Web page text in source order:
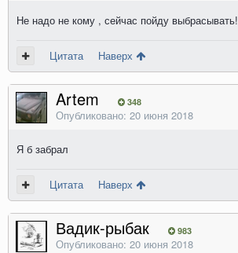
Не надо не кому , сейчас пойду выбрасывать!
Цитата Наверх
Artem 348
Опубликовано: 20 июня 2018
Я б забрал
Цитата Наверх
Вадик-рыбак 983
Опубликовано: 20 июня 2018